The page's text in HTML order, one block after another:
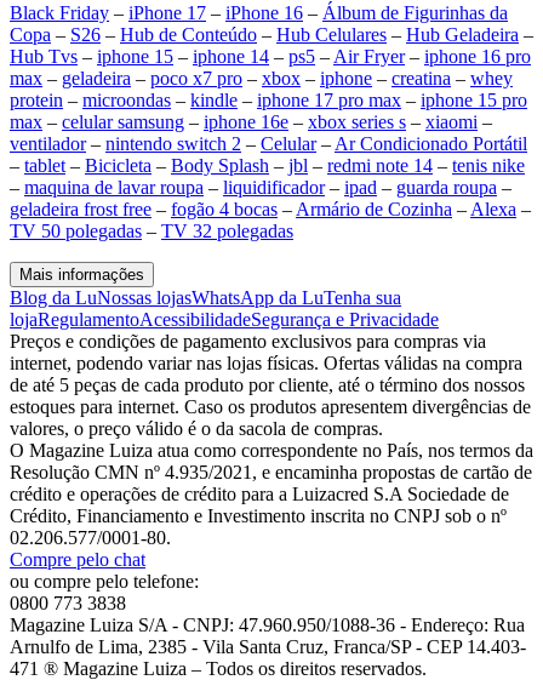
Black Friday – iPhone 17 – iPhone 16 – Álbum de Figurinhas da
Copa – S26 – Hub de Conteúdo – Hub Celulares – Hub Geladeira –
Hub Tvs – iphone 15 – iphone 14 – ps5 – Air Fryer– iphone 16 pro
max – geladeira – poco x7 pro – xbox – iphone – creatina – whey
protein – microondas – kindle – iphone 17 pro max – iphone 15 pro
max – celular samsung – iphone 16e – xbox series s – xiaomi –
ventilador– nintendo switch 2 – Celular– Ar Condicionado Portátil
– tablet – Bicicleta – Body Splash – jbl – redmi note 14 – tenis nike
– maquina de lavar roupa – liquidificador– ipad – guarda roupa –
geladeira frost free – fogão 4 bocas – Armário de Cozinha – Alexa –
TV 50 polegadas – TV 32 polegadas
Mais informações
Blog da LuNossas lojasWhatsApp da LuTenha sua
lojaRegulamentoAcessibilidadeSegurança e Privacidade
Preços e condições de pagamento exclusivos para compras via
internet, podendo variar nas lojas físicas. Ofertas válidas na compra
de até 5 peças de cada produto por cliente, até o término dos nossos
estoques para internet. Caso os produtos apresentem divergências de
valores, o preço válido é o da sacola de compras.
O Magazine Luiza atua como correspondente no País, nos termos da
Resolução CMN nº 4.935/2021, e encaminha propostas de cartão de
crédito e operações de crédito para a Luizacred S.A Sociedade de
Crédito, Financiamento e Investimento inscrita no CNPJ sob o nº
02.206.577/0001-80.
Compre pelo chat
ou compre pelo telefone:
0800 773 3838
Magazine Luiza S/A - CNPJ: 47.960.950/1088-36 - Endereço: Rua
Arnulfo de Lima, 2385 - Vila Santa Cruz, Franca/SP - CEP 14.403-
471 ® Magazine Luiza – Todos os direitos reservados.